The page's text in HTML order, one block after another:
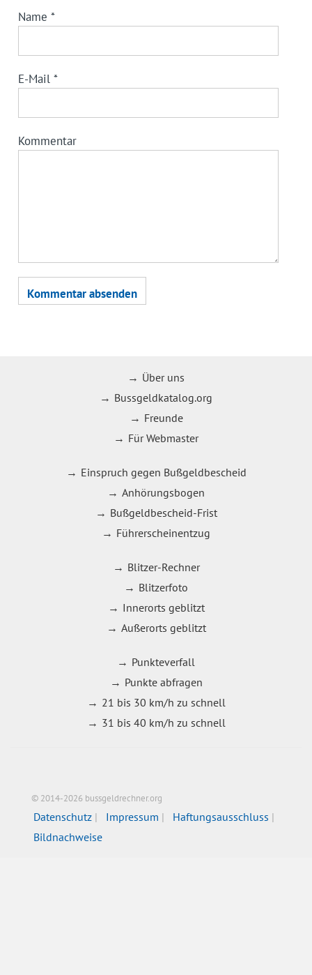
Name *
E-Mail *
Kommentar
Über uns
Bussgeldkatalog.org
Freunde
Für Webmaster
Einspruch gegen Bußgeldbescheid
Anhörungsbogen
Bußgeldbescheid-Frist
Führerscheinentzug
Blitzer-Rechner
Blitzerfoto
Innerorts geblitzt
Außerorts geblitzt
Punkteverfall
Punkte abfragen
21 bis 30 km/h zu schnell
31 bis 40 km/h zu schnell
© 2014-2026 bussgeldrechner.org
Datenschutz Impressum
Haftungsausschluss
Bildnachweise